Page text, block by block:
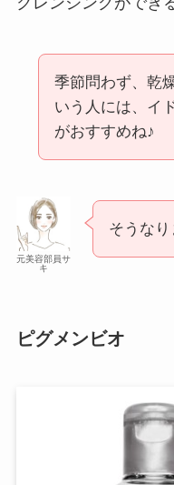
季節問わず、乾
いう人には、イ
がおすすめね♪
元美容部員サ
キ
そうなり
ピグメンビオ